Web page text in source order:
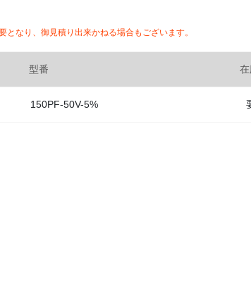
となり、御見積り出来かねる場合もございます。
型番
150PF-50V-5%